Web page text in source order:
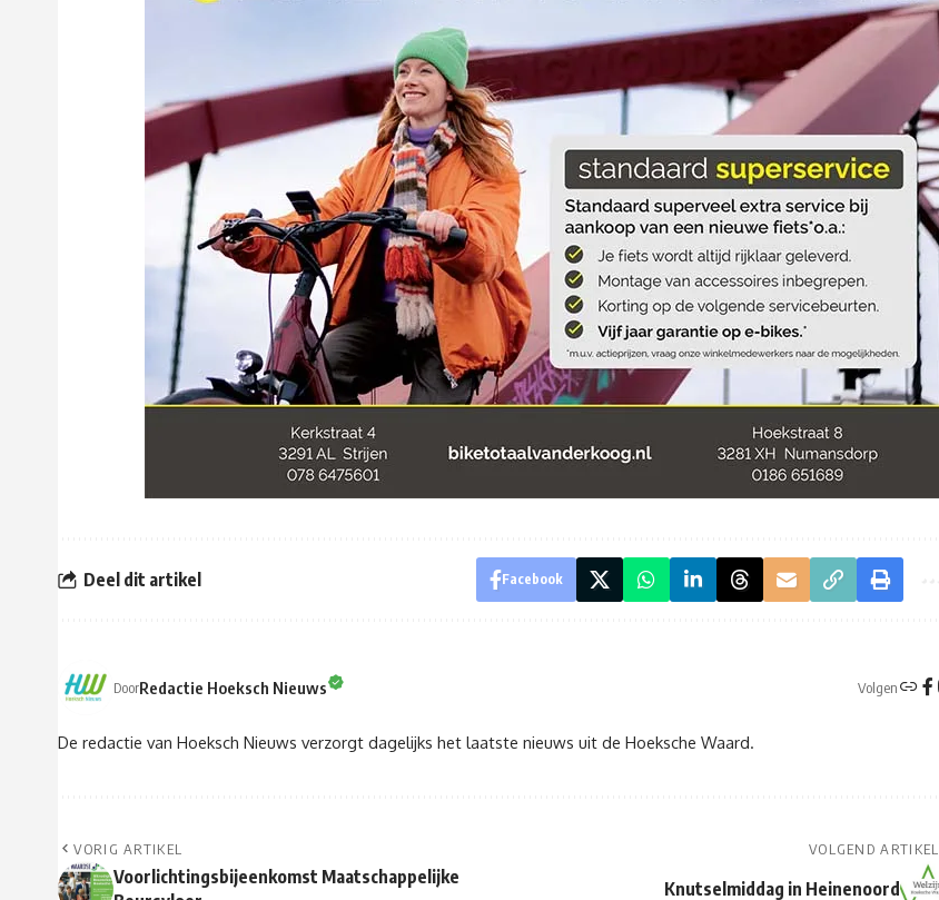
Deel dit artikel Facebook
DoorRedactie Hoeksch Nieuws Volgen
De redactie van Hoeksch Nieuws verzorgt dagelijks het laatste nieuws uit de Hoeksche Waard.
VORIG ARTIKEL
Voorlichtingsbijeenkomst Maatschappelijke
VOLGEND ARTIKEL
Knutselmiddag in Heinenoord